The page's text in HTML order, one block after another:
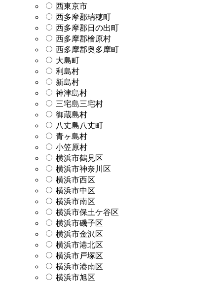
西東京市
西多摩郡瑞穂町
西多摩郡日の出町
西多摩郡檜原村
西多摩郡奥多摩町
大島町
利島村
新島村
神津島村
三宅島三宅村
御蔵島村
八丈島八丈町
青ヶ島村
小笠原村
横浜市鶴見区
横浜市神奈川区
横浜市西区
横浜市中区
横浜市南区
横浜市保土ケ谷区
横浜市磯子区
横浜市金沢区
横浜市港北区
横浜市戸塚区
横浜市港南区
横浜市旭区